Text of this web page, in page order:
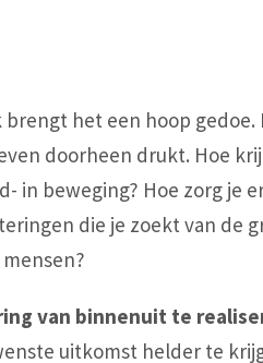
het een hoop gedoe.
doorheen drukt. Hoe
in beweging? Hoe zorg je
die je zoekt van de
van binnenuit te
uitkomst helder te